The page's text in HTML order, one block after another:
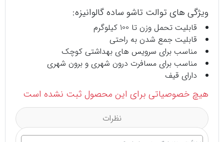
ویژگی های توالت تاشو ساده گالوانیزه:
قابلیت تحمل وزن تا 100 کیلوگرم
قابلیت جمع شدن به راحتی
مناسب برای سرویس های بهداشتی کوچک
مناسب برای مسافرت درون شهری و برون شهری
دارای قیف
هیچ خصوصیاتی برای این محصول ثبت نشده است
نظرات